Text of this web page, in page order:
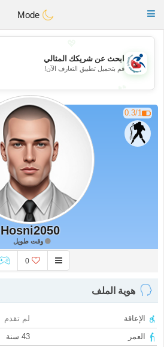
Handi Space
Toggle
💕
ابحث عن شريكك المثالي
قم بتحميل تطبيق التعارف الآن!
0.3/1
Hosni2050
وقت طويل
0
هوية الملف
الإعاقة
لم تقدم
العمر
43 سنة